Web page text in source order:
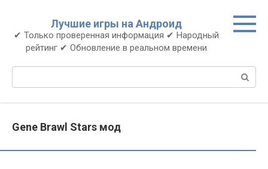
контенту
Лучшие игры на Андроид
✔ Только проверенная информация ✔ Народный
рейтинг ✔ Обновление в реальном времени
Gene Brawl Stars мод